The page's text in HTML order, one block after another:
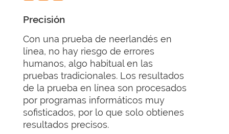
Precisión
Con una prueba de neerlandés en
línea, no hay riesgo de errores
humanos, algo habitual en las
pruebas tradicionales. Los resultados
de la prueba en línea son procesados
por programas informáticos muy
sofisticados, por lo que solo obtienes
resultados precisos.